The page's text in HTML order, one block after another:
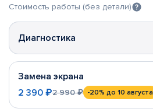
Стоимость работы (без детали)
Диагностика
Замена экрана
2 390 ₽2 990 ₽ -20% до 10 августа